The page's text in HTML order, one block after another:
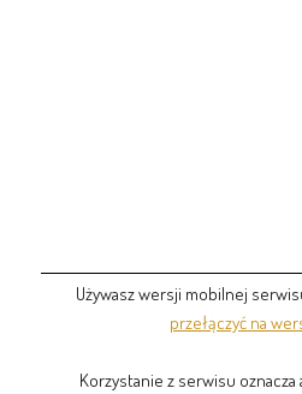
Używasz wersji mobilnej
przełączyć na
Korzystanie z serwisu